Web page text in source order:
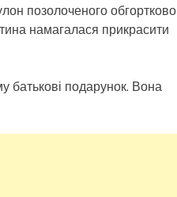
позолоченого
намагалася прикрасити
батькові подарунок. Вона